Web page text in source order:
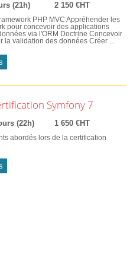
(21h) 2 150 €HT
PHP MVC Appréhender les
pour concevoir des applications
via l'ORM Doctrine Concevoir
la validation des données Créer ...
Symfony 7
(22h) 1 650 €HT
abordés lors de la certification